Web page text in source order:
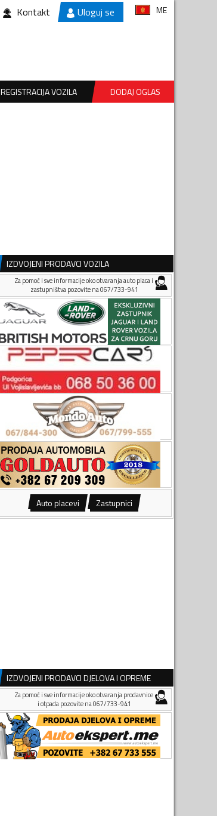
Kontakt Uloguj se ME
REGISTRACIJA VOZILA DODAJ OGLAS
IZDVOJENI PRODAVCI VOZILA
Za pomoć i sve informacije oko otvaranja auto placa i
zastupništva pozovite na 067/733-941
Auto placevi Zastupnici
IZDVOJENI PRODAVCI DJELOVA I OPREME
Za pomoć i sve informacije oko otvaranja prodavnice
i otpada pozovite na 067/733-941